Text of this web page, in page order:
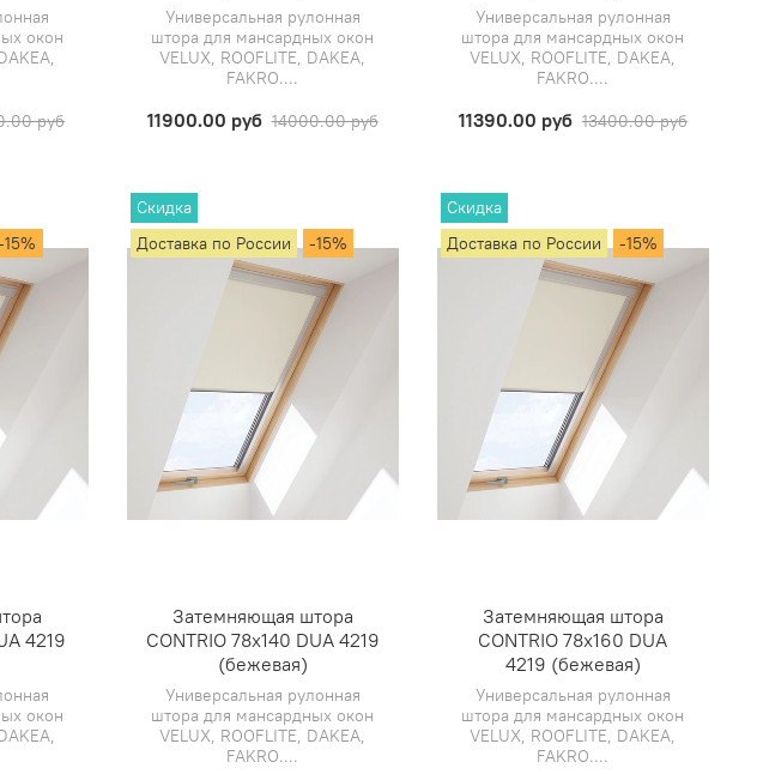
окон
руб
Универсальная рулонная
штора для мансардных окон
VELUX, ROOFLITE, DAKEA,
FAKRO....
11900.00 руб 14000.00 руб
Универсальная рулонная
штора для мансардных окон
VELUX, ROOFLITE, DAKEA,
FAKRO....
11390.00 руб 13400.00 руб
15%
4219
окон
Скидка
Доставка по России
-15%
Затемняющая штора
CONTRIO 78х140 DUA 4219
(бежевая)
Универсальная рулонная
штора для мансардных окон
VELUX, ROOFLITE, DAKEA,
FAKRO....
Скидка
Доставка по России
-15%
Затемняющая штора
CONTRIO 78х160 DUA
4219 (бежевая)
Универсальная рулонная
штора для мансардных окон
VELUX, ROOFLITE, DAKEA,
FAKRO....